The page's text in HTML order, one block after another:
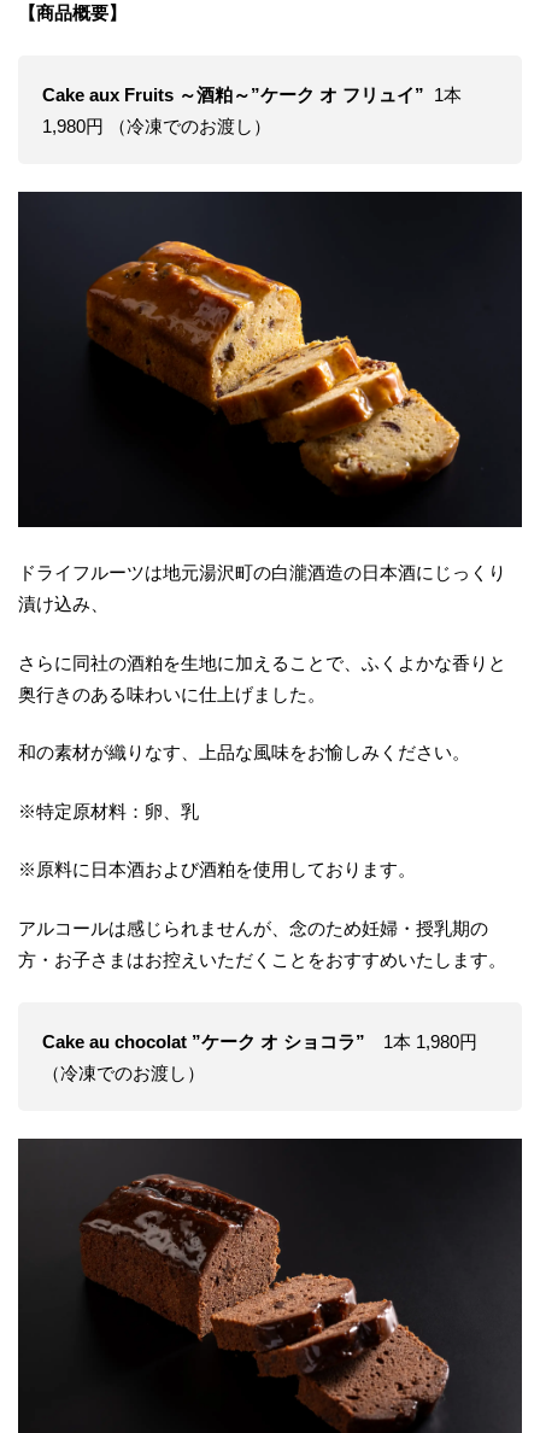
【商品概要】
Cake aux Fruits ～酒粕～”ケーク オ フリュイ” 1本
1,980円 （冷凍でのお渡し）
ドライフルーツは地元湯沢町の白瀧酒造の日本酒にじっくり
漬け込み、
さらに同社の酒粕を生地に加えることで、ふくよかな香りと
奥行きのある味わいに仕上げました。
和の素材が織りなす、上品な風味をお愉しみください。
※特定原材料：卵、乳
※原料に日本酒および酒粕を使用しております。
アルコールは感じられませんが、念のため妊婦・授乳期の
方・お子さまはお控えいただくことをおすすめいたします。
Cake au chocolat ”ケーク オ ショコラ” 1本 1,980円
（冷凍でのお渡し）